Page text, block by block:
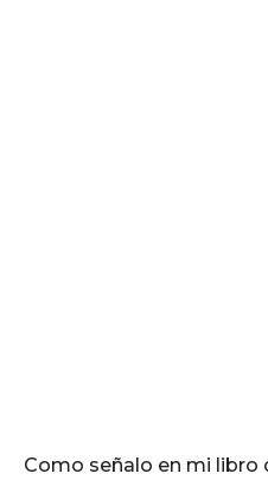
Como señalo en mi libro